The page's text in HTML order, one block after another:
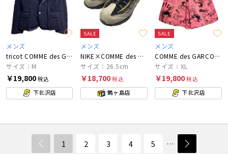
メンズ
tricot COMME des GARCONS
サイズ：M
￥19,800税込
下北沢店
SALE
メンズ
NIKE×COMME des GARCONS HOMME PLUS
サイズ：26.5cm
￥18,700税込
鶴ヶ島店
SALE
メンズ
COMME des GARCONS SHIRT
サイズ：XL
￥19,800税込
下北沢店
1 2 3 4 5 …